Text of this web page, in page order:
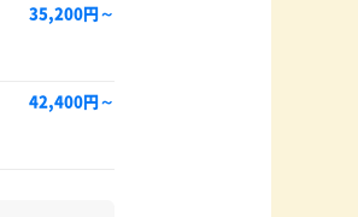
35,200円～
42,400円～